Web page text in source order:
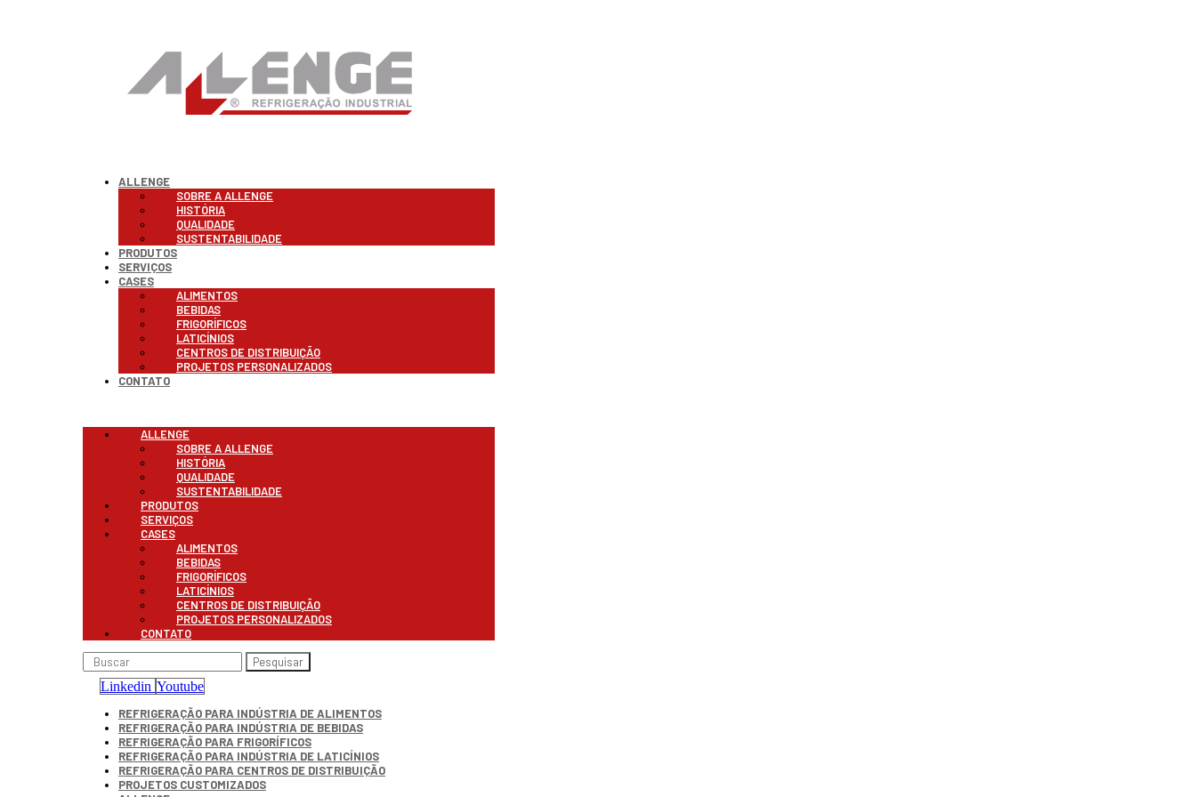
ALLENGE
SOBRE A ALLENGE
HISTÓRIA
QUALIDADE
SUSTENTABILIDADE
PRODUTOS
SERVIÇOS
CASES
ALIMENTOS
BEBIDAS
FRIGORÍFICOS
LATICÍNIOS
CENTROS DE DISTRIBUIÇÃO
PROJETOS PERSONALIZADOS
CONTATO
ALLENGE
SOBRE A ALLENGE
HISTÓRIA
QUALIDADE
SUSTENTABILIDADE
PRODUTOS
SERVIÇOS
CASES
ALIMENTOS
BEBIDAS
FRIGORÍFICOS
LATICÍNIOS
CENTROS DE DISTRIBUIÇÃO
PROJETOS PERSONALIZADOS
CONTATO
Pesquisar
Linkedin Youtube
REFRIGERAÇÃO PARA INDÚSTRIA DE ALIMENTOS
REFRIGERAÇÃO PARA INDÚSTRIA DE BEBIDAS
REFRIGERAÇÃO PARA FRIGORÍFICOS
REFRIGERAÇÃO PARA INDÚSTRIA DE LATICÍNIOS
REFRIGERAÇÃO PARA CENTROS DE DISTRIBUIÇÃO
PROJETOS CUSTOMIZADOS